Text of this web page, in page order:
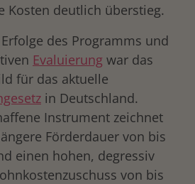
Kosten deutlich überstieg.
des Programms und
Evaluierung war das
für das aktuelle
in Deutschland.
Instrument zeichnet
Förderdauer von bis
einen hohen, degressiv
von bis